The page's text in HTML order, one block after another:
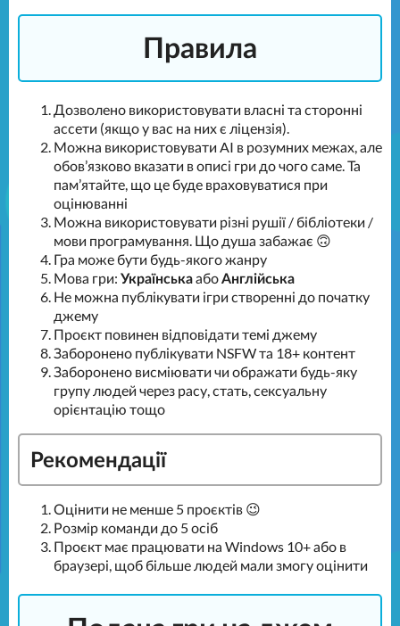
Правила
Дозволено використовувати власні та сторонні
ассети (якщо у вас на них є ліцензія).
Можна використовувати AI в розумних межах, але
обовʼязково вказати в описі гри до чого саме. Та
памʼятайте, що це буде враховуватися при
оцінюванні
Можна використовувати різні рушії / бібліотеки /
мови програмування. Що душа забажає 🙃
Гра може бути будь-якого жанру
Мова гри: УкраїнськаабоАнглійська
Не можна публікувати ігри створенні до початку
джему
Проєкт повинен відповідати темі джему
Заборонено публікувати NSFW та 18+ контент
Заборонено висміювати чи ображати будь-яку
групу людей через расу, стать, сексуальну
орієнтацію тощо
Рекомендації
Оцінити не менше 5 проєктів 😉
Розмір команди до 5 осіб
Проєкт має працювати на Windows 10+ або в
браузері, щоб більше людей мали змогу оцінити